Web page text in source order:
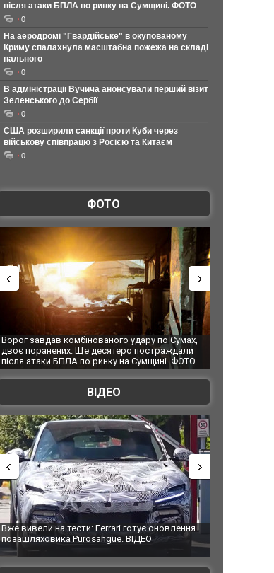
після атаки БПЛА по ринку на Сумщині. ФОТО
0
На аеродромі "Гвардійське" в окупованому
Криму спалахнула масштабна пожежа на складі
пального
0
В адміністрації Вучича анонсували перший візит
Зеленського до Сербії
0
США розширили санкції проти Куби через
військову співпрацю з Росією та Китаєм
0
ФОТО
Ворог завдав комбінованого удару по Сумах,
двоє поранених. Ще десятеро постраждали
після атаки БПЛА по ринку на Сумщині. ФОТО
ВІДЕО
Вже вивели на тести: Ferrari готує оновлення
позашляховика Purosangue. ВІДЕО